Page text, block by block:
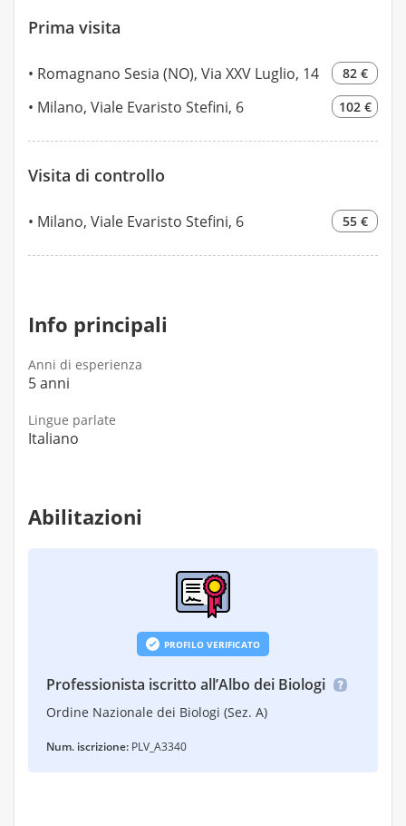
Prima visita
Romagnano Sesia (NO), Via XXV Luglio, 14 82 €
Milano, Viale Evaristo Stefini, 6 102 €
Visita di controllo
Milano, Viale Evaristo Stefini, 6 55 €
Info principali
Anni di esperienza
5 anni
Lingue parlate
Italiano
Abilitazioni
PROFILO VERIFICATO
Professionista iscritto all’Albo dei Biologi
Ordine Nazionale dei Biologi (Sez. A)
Num. iscrizione: PLV_A3340